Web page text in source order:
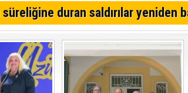
Cemal yazdı... Trump; İran üzerinden, Guterres de
başarı öyküsü istiyor
yazdı... Halkta CTP vekilleri bakan olmak
bir izlenim var
süreliğine duran saldırılar yeniden